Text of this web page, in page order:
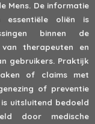
Mens. De informatie
oliën is
binnen de
therapeuten en
gebruikers. Praktijk
of claims met
of preventie
uitsluitend bedoeld
door medische